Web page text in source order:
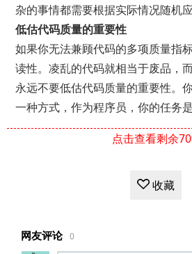
杂的事情都需要根据实际情况随机应
低估代码质量的重要性
如果你无法兼顾代码的多项质量指
读性。凌乱的代码就相当于废品，而
永远不要低估代码质量的重要性。
一种方式，作为程序员，你的任务
点击查看剩余
收藏
网友评论 0